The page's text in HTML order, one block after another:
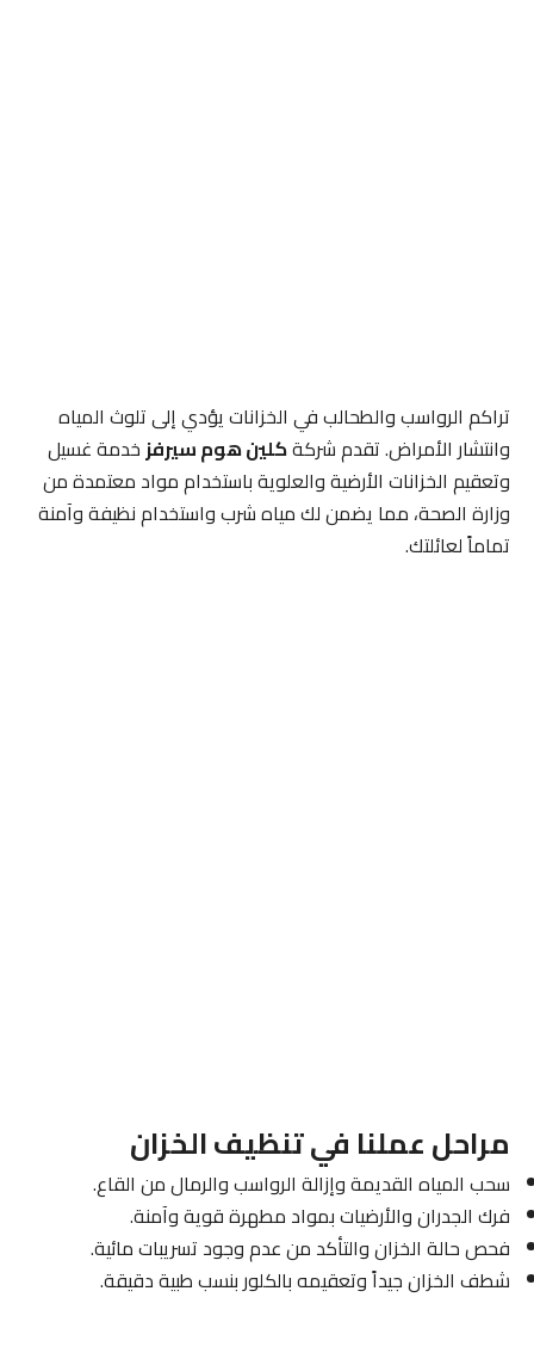
تراكم الرواسب والطحالب في الخزانات يؤدي إلى تلوث المياه
وانتشار الأمراض. تقدم شركةكلين هوم سيرفزخدمة غسيل
وتعقيم الخزانات الأرضية والعلوية باستخدام مواد معتمدة من
وزارة الصحة، مما يضمن لك مياه شرب واستخدام نظيفة وآمنة
تماماً لعائلتك.
مراحل عملنا في تنظيف الخزان
سحب المياه القديمة وإزالة الرواسب والرمال من القاع.
فرك الجدران والأرضيات بمواد مطهرة قوية وآمنة.
فحص حالة الخزان والتأكد من عدم وجود تسريبات مائية.
شطف الخزان جيداً وتعقيمه بالكلور بنسب طبية دقيقة.